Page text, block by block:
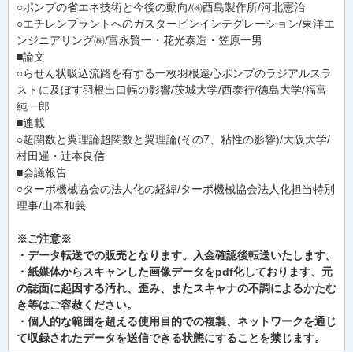
○ポンプの省エネ技術と今後の動向/㈱酉島製作所/河北憲治
○エチレンプラントへのガスタービンインテグレーション/東洋エ
ンジニアリング㈱/富永賢一・花光泰造・笠原一男
■論文
○らせん状吸込流路を有する一枚羽根遠心ポンプのラジアルスラ
ストに及ぼす羽根出口幅の影響/茨城大学/西泰行/徳島大学/福富
純一郎
■連載
○超関数と翼理論超関数と翼理論(その7、粘性の影響)/大阪大学/
村田暹・辻本良信
■会議報告
○ターボ機械協会の法人化の経緯/ターボ機械協会法人化担当特別
理事/山本和義
※ご注意※
・データ転送での販売となります。入金確認後転送いたします。
・紙媒体からスキャンした画像データをpdf化しております、元
の誌面に起因する汚れ、歪み、またスキャナの不調によるかたむ
き等はご容赦ください。
・個人的な範囲を超える使用目的での複製、ネットワークを通じ
て収録されたデータを送信できる状態にすることを禁じます。